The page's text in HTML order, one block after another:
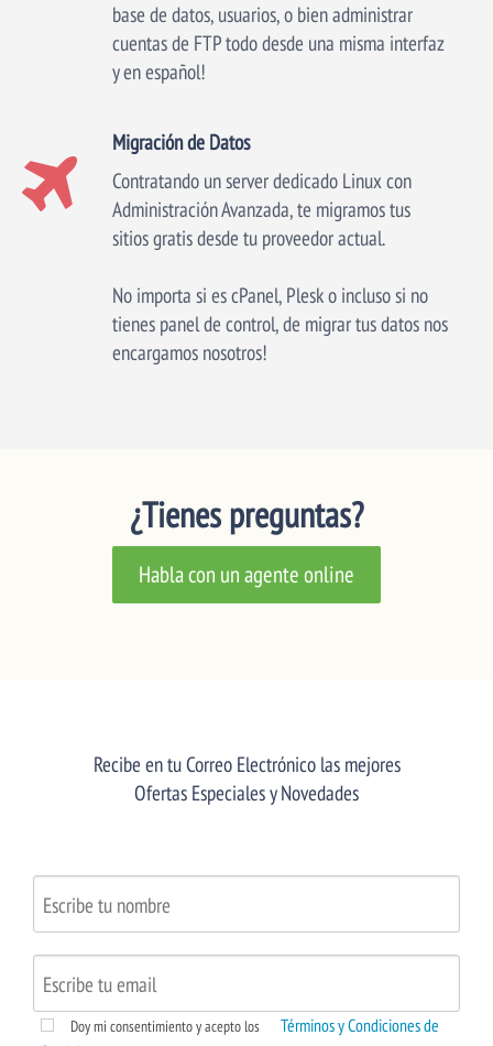
base de datos, usuarios, o bien administrar
cuentas de FTP todo desde una misma interfaz
y en español!
Migración de Datos
Contratando un server dedicado Linux con
Administración Avanzada, te migramos tus
sitios gratis desde tu proveedor actual.
No importa si es cPanel, Plesk o incluso si no
tienes panel de control, de migrar tus datos nos
encargamos nosotros!
¿Tienes preguntas?
Habla con un agente online
Recibe en tu Correo Electrónico las mejores
Ofertas Especiales y Novedades
Doy mi consentimiento y acepto los
Términos y Condiciones de